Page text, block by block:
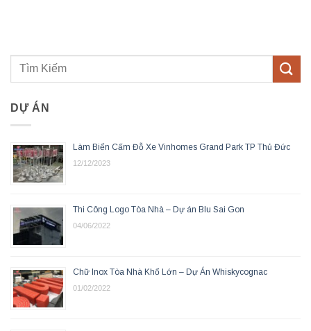
DỰ ÁN
Làm Biển Cấm Đỗ Xe Vinhomes Grand Park TP Thủ Đức
12/12/2023
Thi Công Logo Tòa Nhà – Dự án Blu Sai Gon
04/06/2022
Chữ Inox Tòa Nhà Khổ Lớn – Dự Án Whiskycognac
01/02/2022